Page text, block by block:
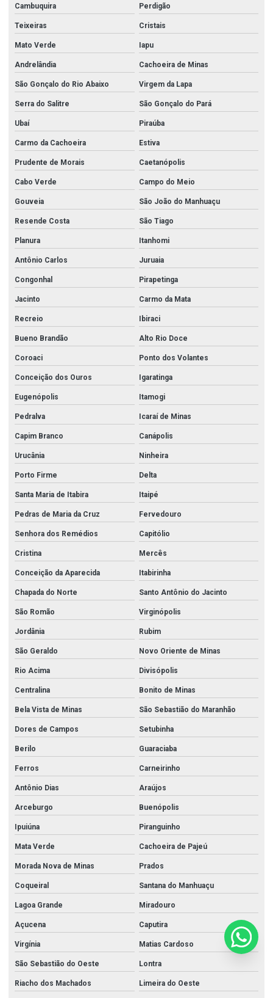
Cambuquira Perdigão
Teixeiras Cristais
Mato Verde Iapu
Andrelândia Cachoeira de Minas
São Gonçalo do Rio Abaixo Virgem da Lapa
Serra do Salitre São Gonçalo do Pará
Ubaí Piraúba
Carmo da Cachoeira Estiva
Prudente de Morais Caetanópolis
Cabo Verde Campo do Meio
Gouveia São João do Manhuaçu
Resende Costa São Tiago
Planura Itanhomi
Antônio Carlos Juruaia
Congonhal Pirapetinga
Jacinto Carmo da Mata
Recreio Ibiraci
Bueno Brandão Alto Rio Doce
Coroaci Ponto dos Volantes
Conceição dos Ouros Igaratinga
Eugenópolis Itamogi
Pedralva Icaraí de Minas
Capim Branco Canápolis
Urucânia Ninheira
Porto Firme Delta
Santa Maria de Itabira Itaipé
Pedras de Maria da Cruz Fervedouro
Senhora dos Remédios Capitólio
Cristina Mercês
Conceição da Aparecida Itabirinha
Chapada do Norte Santo Antônio do Jacinto
São Romão Virginópolis
Jordânia Rubim
São Geraldo Novo Oriente de Minas
Rio Acima Divisópolis
Centralina Bonito de Minas
Bela Vista de Minas São Sebastião do Maranhão
Dores de Campos Setubinha
Berilo Guaraciaba
Ferros Carneirinho
Antônio Dias Araújos
Arceburgo Buenópolis
Ipuiúna Piranguinho
Mata Verde Cachoeira de Pajeú
Morada Nova de Minas Prados
Coqueiral Santana do Manhuaçu
Lagoa Grande Miradouro
Açucena Caputira
Virgínia Matias Cardoso
São Sebastião do Oeste Lontra
Riacho dos Machados Limeira do Oeste